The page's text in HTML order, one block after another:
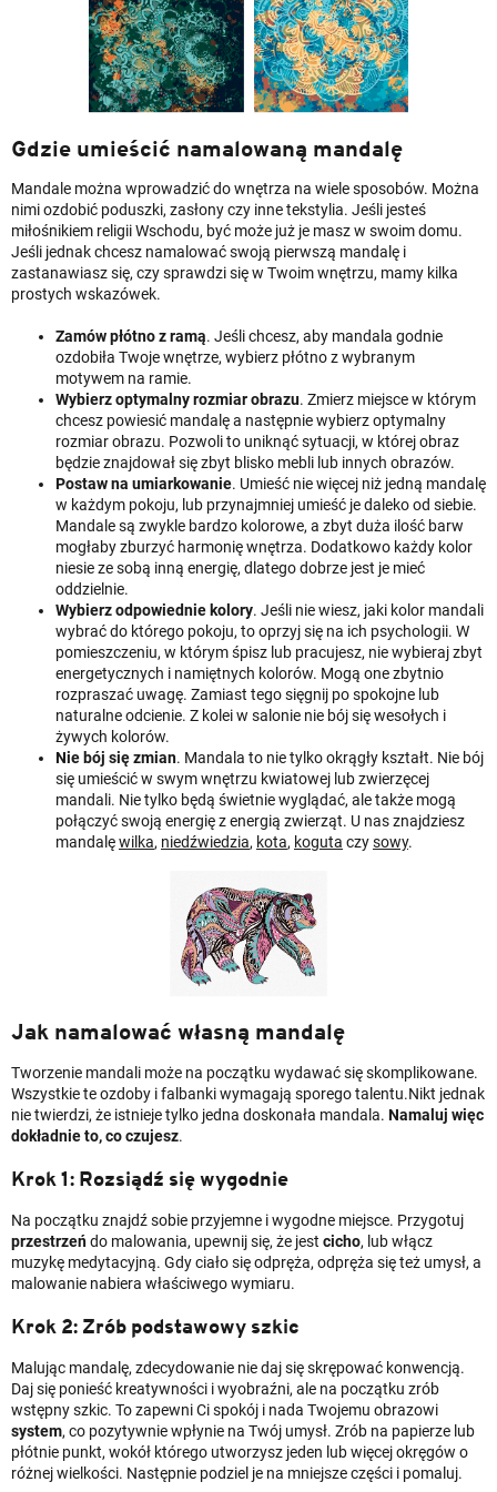
Gdzie umieścić namalowaną mandalę
Mandale można wprowadzić do wnętrza na wiele sposobów. Można
nimi ozdobić poduszki, zasłony czy inne tekstylia. Jeśli jesteś
miłośnikiem religii Wschodu, być może już je masz w swoim domu.
Jeśli jednak chcesz namalować swoją pierwszą mandalę i
zastanawiasz się, czy sprawdzi się w Twoim wnętrzu, mamy kilka
prostych wskazówek.
Zamów płótno z ramą. Jeśli chcesz, aby mandala godnie
ozdobiła Twoje wnętrze, wybierz płótno z wybranym
motywem na ramie.
Wybierz optymalny rozmiar obrazu. Zmierz miejsce w którym
chcesz powiesić mandalę a następnie wybierz optymalny
rozmiar obrazu. Pozwoli to uniknąć sytuacji, w której obraz
będzie znajdował się zbyt blisko mebli lub innych obrazów.
Postaw na umiarkowanie. Umieść nie więcej niż jedną mandalę
w każdym pokoju, lub przynajmniej umieść je daleko od siebie.
Mandale są zwykle bardzo kolorowe, a zbyt duża ilość barw
mogłaby zburzyć harmonię wnętrza. Dodatkowo każdy kolor
niesie ze sobą inną energię, dlatego dobrze jest je mieć
oddzielnie.
Wybierz odpowiednie kolory. Jeśli nie wiesz, jaki kolor mandali
wybrać do którego pokoju, to oprzyj się na ich psychologii. W
pomieszczeniu, w którym śpisz lub pracujesz, nie wybieraj zbyt
energetycznych i namiętnych kolorów. Mogą one zbytnio
rozpraszać uwagę. Zamiast tego sięgnij po spokojne lub
naturalne odcienie. Z kolei w salonie nie bój się wesołych i
żywych kolorów.
Nie bój się zmian. Mandala to nie tylko okrągły kształt. Nie bój
się umieścić w swym wnętrzu kwiatowej lub zwierzęcej
mandali. Nie tylko będą świetnie wyglądać, ale także mogą
połączyć swoją energię z energią zwierząt. U nas znajdziesz
mandalęwilka, niedźwiedzia, kota, koguta czysowy.
Jak namalować własną mandalę
Tworzenie mandali może na początku wydawać się skomplikowane.
Wszystkie te ozdoby i falbanki wymagają sporego talentu.Nikt jednak
nie twierdzi, że istnieje tylko jedna doskonała mandala. Namaluj więc
dokładnie to, co czujesz.
Krok 1: Rozsiądź się wygodnie
Na początku znajdź sobie przyjemne i wygodne miejsce. Przygotuj
przestrzeńdo malowania, upewnij się, że jest cicho, lub włącz
muzykę medytacyjną. Gdy ciało się odpręża, odpręża się też umysł, a
malowanie nabiera właściwego wymiaru.
Krok 2: Zrób podstawowy szkic
Malując mandalę, zdecydowanie nie daj się skrępować konwencją.
Daj się ponieść kreatywności i wyobraźni, ale na początku zrób
wstępny szkic. To zapewni Ci spokój i nada Twojemu obrazowi
system, co pozytywnie wpłynie na Twój umysł. Zrób na papierze lub
płótnie punkt, wokół którego utworzysz jeden lub więcej okręgów o
różnej wielkości. Następnie podziel je na mniejsze części i pomaluj.